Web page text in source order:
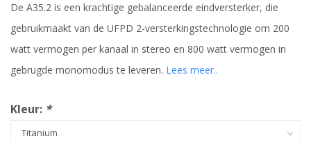
De A35.2 is een krachtige gebalanceerde eindversterker, die
gebruikmaakt van de UFPD 2-versterkingstechnologie om 200
watt vermogen per kanaal in stereo en 800 watt vermogen in
gebrugde monomodus te leveren. Lees meer..
Kleur: *